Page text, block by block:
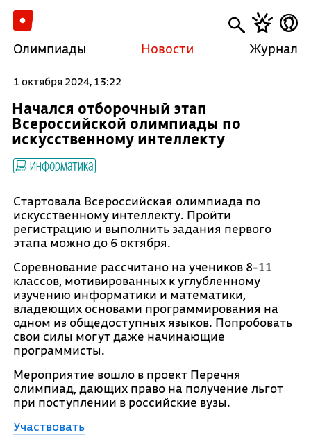
Олимпиады Новости Журнал
1 октября 2024, 13:22
Начался отборочный этап
Всероссийской олимпиады по
искусственному интеллекту
Информатика
Стартовала Всероссийская олимпиада по
искусственному интеллекту. Пройти
регистрацию и выполнить задания первого
этапа можно до 6 октября.
Соревнование рассчитано на учеников 8-11
классов, мотивированных к углубленному
изучению информатики и математики,
владеющих основами программирования на
одном из общедоступных языков. Попробовать
свои силы могут даже начинающие
программисты.
Мероприятие вошло в проект Перечня
олимпиад, дающих право на получение льгот
при поступлении в российские вузы.
Участвовать